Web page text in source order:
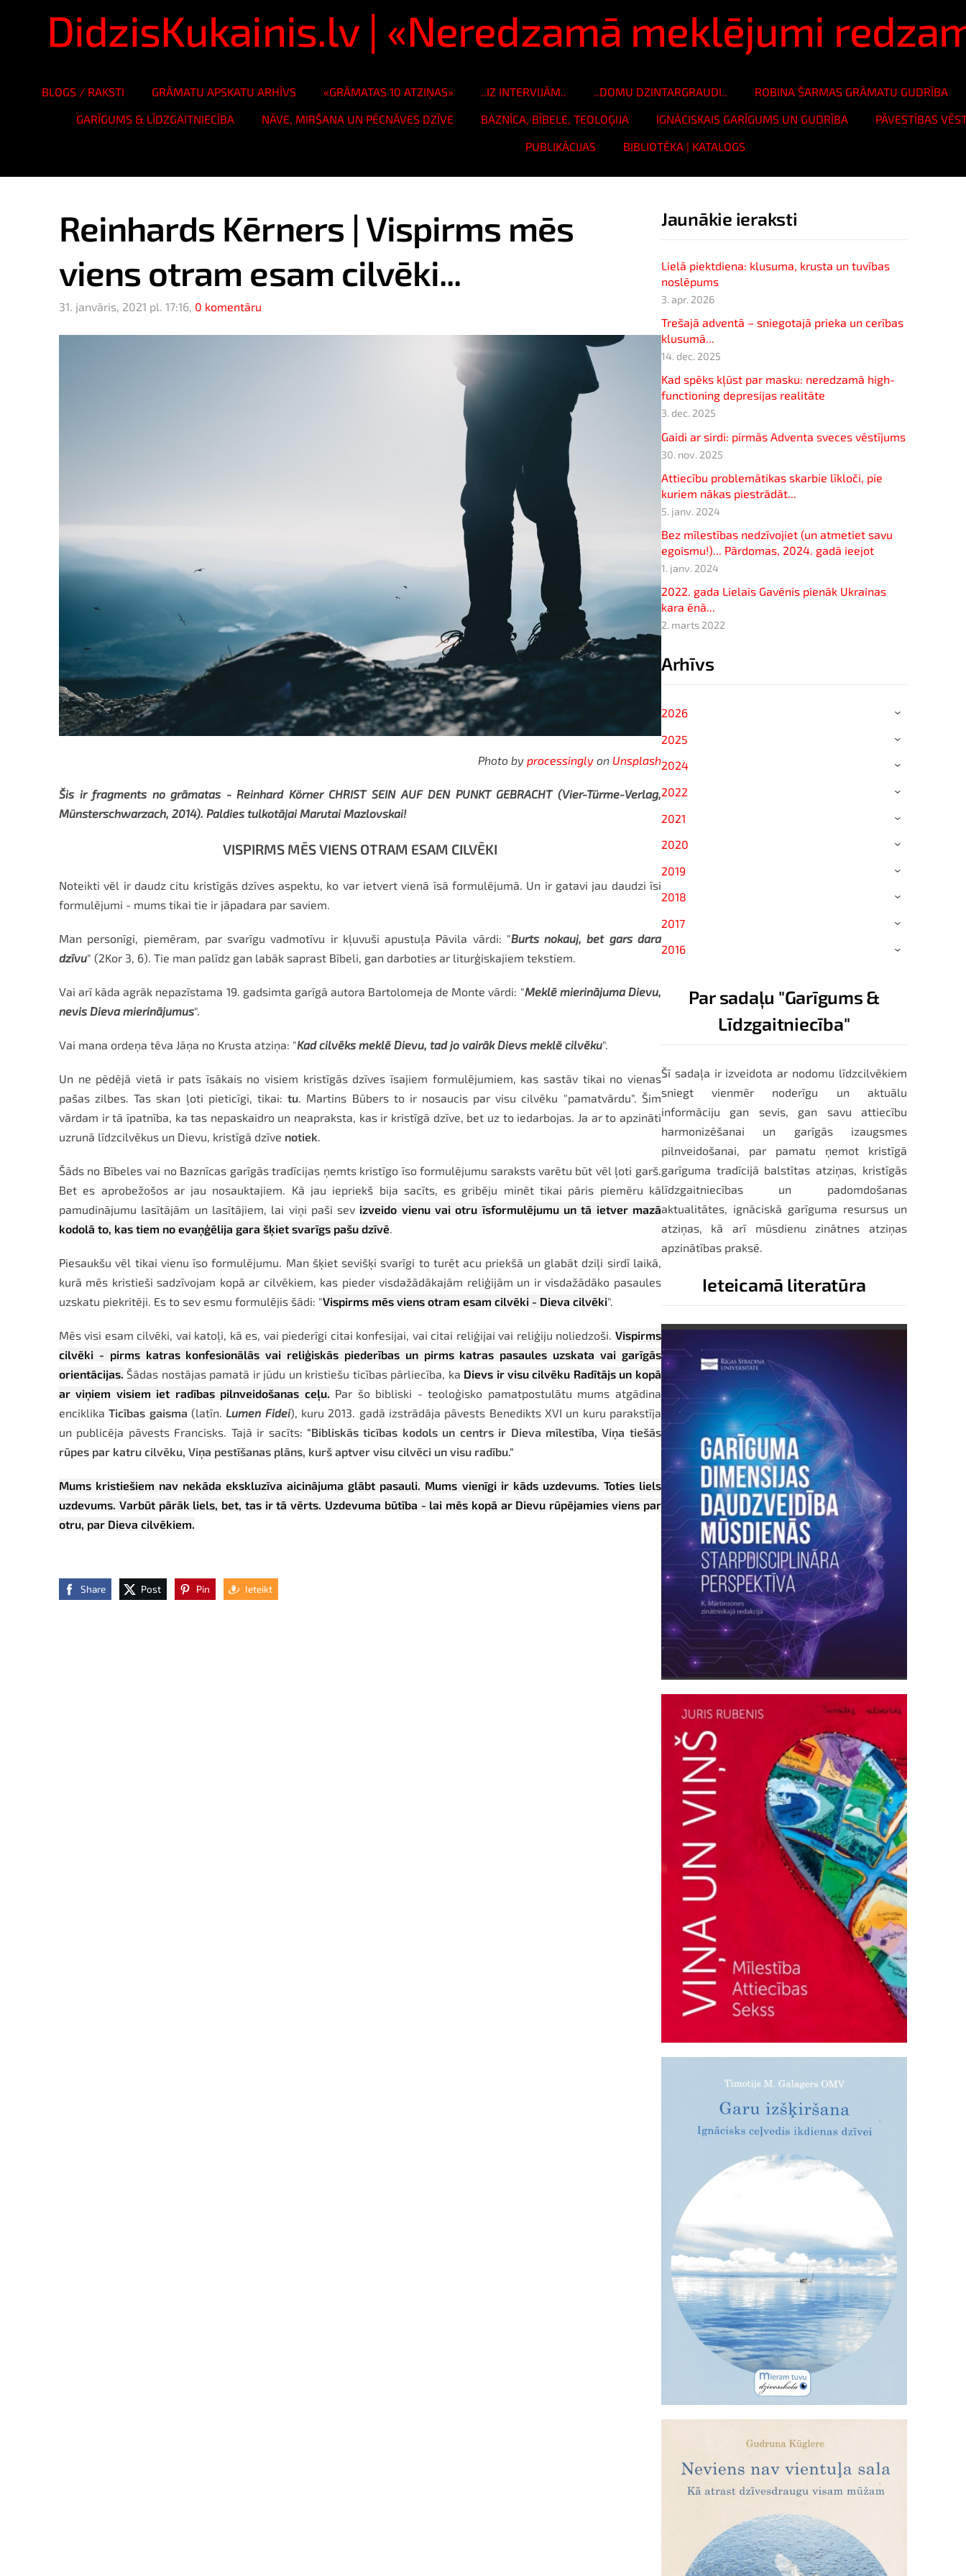
DidzisKukainis.lv | «Neredzamā meklējumi
BLOGS / RAKSTI GRĀMATU APSKATU ARHĪVS «GRĀMATAS 10 ATZIŅAS» ..IZ INTERVIJĀM.. ..DOMU DZINTARGRAUDI..
ROBINA ŠARMAS GRĀMATU GUDRĪBA
GARĪGUMS & LĪDZGAITNIECĪBA
NĀVE, MIRŠANA UN PĒCNĀVES DZĪVE BAZNĪCA, BĪBELE, TEOLOĢIJA IGNĀCISKAIS GARĪGUMS UN GUDRĪBA
PĀVESTĪBAS
PUBLIKĀCIJAS
BIBLIOTĒKA | KATALOGS
Jaunākie ieraksti
Lielā piektdiena: klusuma, krusta un tuvības
noslēpums
3. apr. 2026
Trešajā adventā – sniegotajā prieka un cerības
klusumā...
14. dec. 2025
Kad spēks kļūst par masku: neredzamā high-
functioning depresijas realitāte
3. dec. 2025
Gaidi ar sirdi: pirmās Adventa sveces vēstījums
30. nov. 2025
Attiecību problemātikas skarbie līkloči, pie
kuriem nākas piestrādāt...
5. janv. 2024
Bez mīlestības nedzīvojiet (un atmetiet savu
egoismu!)... Pārdomas, 2024. gadā ieejot
1. janv. 2024
2022. gada Lielais Gavēnis pienāk Ukrainas
kara ēnā...
2. marts 2022
Arhīvs
2026 ›
2025 ›
2024 ›
2022 ›
2021 ›
2020 ›
2019 ›
2018 ›
2017 ›
2016 ›
Par sadaļu "Garīgums &
Līdzgaitniecība"
Šī sadaļa ir izveidota ar nodomu līdzcilvēkiem
sniegt vienmēr noderīgu un aktuālu
informāciju gan sevis, gan savu attiecību
harmonizēšanai un garīgās izaugsmes
pilnveidošanai, par pamatu ņemot kristīgā
garīguma tradīcijā balstītas atziņas, kristīgās
līdzgaitniecības un padomdošanas
aktualitātes, ignāciskā garīguma resursus un
atziņas, kā arī mūsdienu zinātnes atziņas
apzinātības praksē.
Ieteicamā literatūra
Reinhards Kērners | Vispirms mēs
viens otram esam cilvēki...
31. janvāris, 2021 pl. 17:16, 0 komentāru
Photo by processinglyon Unsplash
Šis ir fragments no grāmatas - Reinhard Körner CHRIST SEIN AUF DEN PUNKT GEBRACHT (Vier-Türme-Verlag,
Münsterschwarzach, 2014). Paldies tulkotājai Marutai Mazlovskai!
VISPIRMS MĒS VIENS OTRAM ESAM CILVĒKI
Noteikti vēl ir daudz citu kristīgās dzīves aspektu, ko var ietvert vienā īsā formulējumā. Un ir gatavi jau daudzi īsi
formulējumi - mums tikai tie ir jāpadara par saviem.
Man personīgi, piemēram, par svarīgu vadmotīvu ir kļuvuši apustuļa Pāvila vārdi: "Burts nokauj, bet gars dara
dzīvu" (2Kor 3, 6). Tie man palīdz gan labāk saprast Bībeli, gan darboties ar liturģiskajiem tekstiem.
Vai arī kāda agrāk nepazīstama 19. gadsimta garīgā autora Bartolomeja de Monte vārdi: "Meklē mierinājuma Dievu,
nevis Dieva mierinājumus".
Vai mana ordeņa tēva Jāņa no Krusta atziņa: "Kad cilvēks meklē Dievu, tad jo vairāk Dievs meklē cilvēku".
Un ne pēdējā vietā ir pats īsākais no visiem kristīgās dzīves īsajiem formulējumiem, kas sastāv tikai no vienas
pašas zilbes. Tas skan ļoti pieticīgi, tikai:tu. Martins Būbers to ir nosaucis par visu cilvēku "pamatvārdu". Šim
vārdam ir tā īpatnība, ka tas nepaskaidro un neapraksta, kas ir kristīgā dzīve, bet uz to iedarbojas. Ja ar to apzināti
uzrunā līdzcilvēkus un Dievu, kristīgā dzīve notiek.
Šāds no Bībeles vai no Baznīcas garīgās tradīcijas ņemts kristīgo īso formulējumu saraksts varētu būt vēl ļoti garš.
Bet es aprobežošos ar jau nosauktajiem. Kā jau iepriekš bija sacīts, es gribēju minēt tikai pāris piemēru kā
pamudinājumu lasītājām un lasītājiem, lai viņi paši sev izveido vienu vai otru īsformulējumu un tā ietver mazā
kodolā to, kas tiem no evaņģēlija gara šķiet svarīgs pašu dzīvē.
Piesaukšu vēl tikai vienu īso formulējumu. Man šķiet sevišķi svarīgi to turēt acu priekšā un glabāt dziļi sirdī laikā,
kurā mēs kristieši sadzīvojam kopā ar cilvēkiem, kas pieder visdažādākajām reliģijām un ir visdažādāko pasaules
uzskatu piekritēji. Es to sev esmu formulējis šādi: "Vispirms mēs viens otram esam cilvēki - Dieva cilvēki".
Mēs visi esam cilvēki, vai katoļi, kā es, vai piederīgi citai konfesijai, vai citai reliģijai vai reliģiju noliedzoši. Vispirms
cilvēki - pirms katras konfesionālās vai reliģiskās piederības un pirms katras pasaules uzskata vai garīgās
orientācijas. Šādas nostājas pamatā ir jūdu un kristiešu ticības pārliecība, ka Dievs ir visu cilvēku Radītājs un kopā
ar viņiem visiem iet radības pilnveidošanas ceļu. Par šo bibliski - teoloģisko pamatpostulātu mums atgādina
enciklikaTicības gaisma (latīn. Lumen Fidei), kuru 2013. gadā izstrādāja pāvests Benedikts XVI un kuru parakstīja
un publicēja pāvests Francisks. Tajā ir sacīts: "Bibliskās ticības kodols un centrs ir Dieva mīlestība, Viņa tiešās
rūpes par katru cilvēku, Viņa pestīšanas plāns, kurš aptver visu cilvēci un visu radību."
Mums kristiešiem nav nekāda ekskluzīva aicinājuma glābt pasauli. Mums vienīgi ir kāds uzdevums. Toties liels
uzdevums. Varbūt pārāk liels, bet, tas ir tā vērts. Uzdevuma būtība - lai mēs kopā ar Dievu rūpējamies viens par
otru, par Dieva cilvēkiem.
Share Post Pin Ieteikt